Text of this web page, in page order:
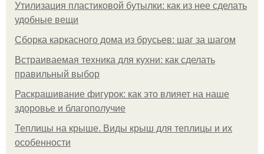
Утилизация пластиковой бутылки: как из нее сделать
удобные вещи
Сборка каркасного дома из брусьев: шаг за шагом
Встраиваемая техника для кухни: как сделать
правильный выбор
Раскрашивание фигурок: как это влияет на наше
здоровье и благополучие
Теплицы на крыше. Виды крыш для теплицы и их
особенности